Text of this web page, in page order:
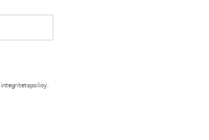
integritetspolicy